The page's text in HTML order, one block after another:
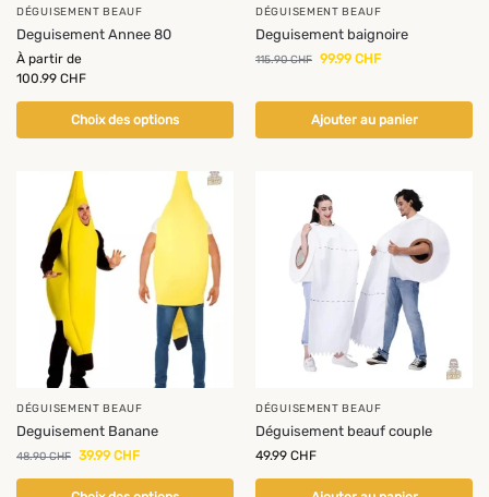
DÉGUISEMENT BEAUF
Deguisement Annee 80
À partir de
100.99 CHF
Choix des options
DÉGUISEMENT BEAUF
Deguisement baignoire
115.90CHF 99.99 CHF
Ajouter au panier
DÉGUISEMENT BEAUF
Deguisement Banane
48.90CHF 39.99 CHF
DÉGUISEMENT BEAUF
Déguisement beauf couple
49.99 CHF